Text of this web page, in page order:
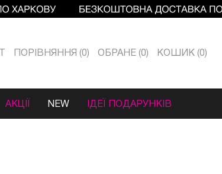
ПОРІВНЯННЯ 0 ОБРАНЕ 0 КОШИК 0
АКЦІЇ NEW ІДЕЇ ПОДАРУНКІВ